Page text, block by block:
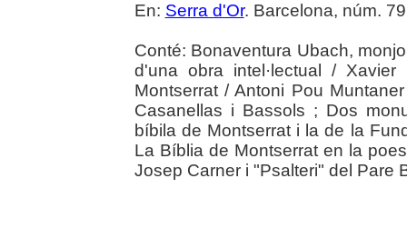
En: Serra d'Or. Barcelona, núm.
Conté: Bonaventura Ubach,
d'una obra intel·lectual /
Montserrat / Antoni Pou
Casanellas i Bassols ; Dos
bíbila de Montserrat i la de la
La Bíblia de Montserrat en la
Josep Carner i "Psalteri" del Pare